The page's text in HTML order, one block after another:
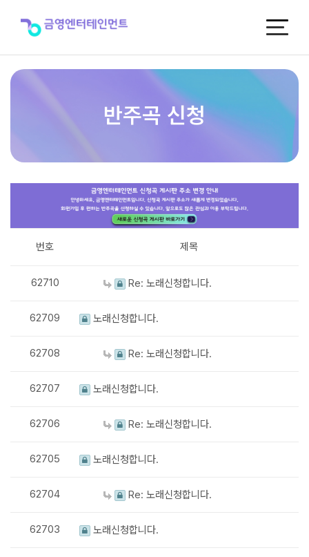
반주곡 신청
번호 제목
62710 Re: 노래신청합니다.
62709 노래신청합니다.
62708 Re: 노래신청합니다.
62707 노래신청합니다.
62706 Re: 노래신청합니다.
62705 노래신청합니다.
62704 Re: 노래신청합니다.
62703 노래신청합니다.